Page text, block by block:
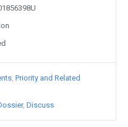
Priority and Related
Discuss